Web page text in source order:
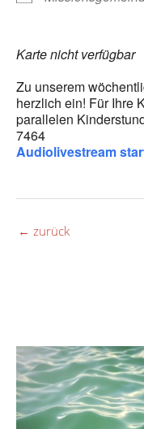
Karte nicht verfügbar
Zu unserem
herzlich ein! Für Ihre
parallelen
7464
Audiolivestream
← zurück